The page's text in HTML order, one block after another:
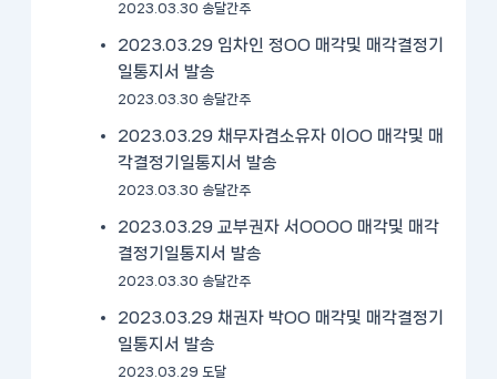
2023.03.30 송달간주
2023.03.29 임차인 정OO 매각및 매각결정기
일통지서 발송
2023.03.30 송달간주
2023.03.29 채무자겸소유자 이OO 매각및 매
각결정기일통지서 발송
2023.03.30 송달간주
2023.03.29 교부권자 서OOOO 매각및 매각
결정기일통지서 발송
2023.03.30 송달간주
2023.03.29 채권자 박OO 매각및 매각결정기
일통지서 발송
2023.03.29 도달